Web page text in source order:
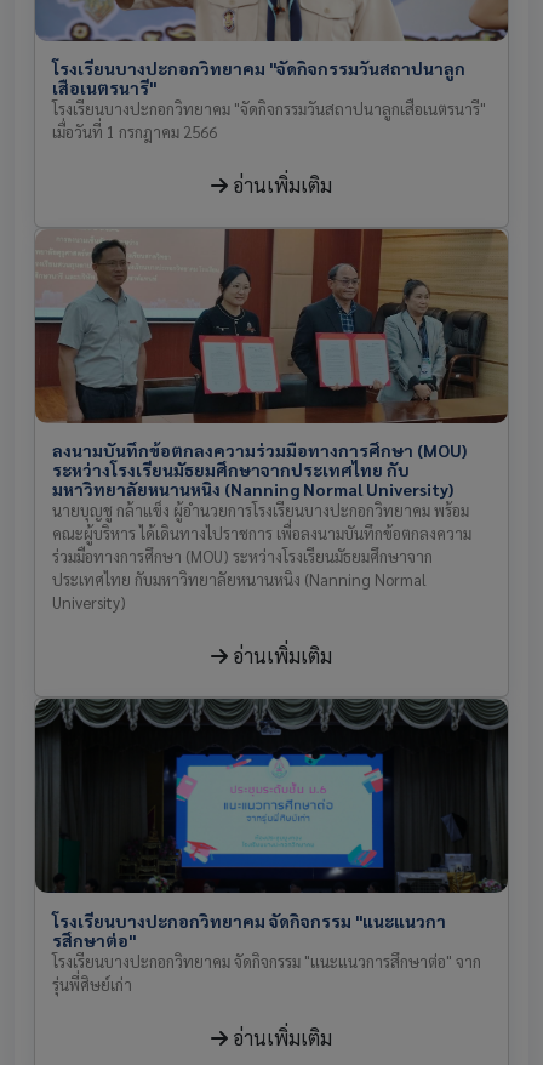
โรงเรียนบางปะกอกวิทยาคม "จัดกิจกรรมวันสถาปนาลูก
เสือเนตรนารี"
โรงเรียนบางปะกอกวิทยาคม "จัดกิจกรรมวันสถาปนาลูกเสือเนตรนารี"
เมื่อวันที่ 1 กรกฎาคม 2566
อ่านเพิ่มเติม
ลงนามบันทึกข้อตกลงความร่วมมือทางการศึกษา (MOU)
ระหว่างโรงเรียนมัธยมศึกษาจากประเทศไทย กับ
มหาวิทยาลัยหนานหนิง (Nanning Normal University)
นายบุญชู กล้าแข็ง ผู้อำนวยการโรงเรียนบางปะกอกวิทยาคม พร้อม
คณะผู้บริหาร ได้เดินทางไปราชการ เพื่อลงนามบันทึกข้อตกลงความ
ร่วมมือทางการศึกษา (MOU) ระหว่างโรงเรียนมัธยมศึกษาจาก
ประเทศไทย กับมหาวิทยาลัยหนานหนิง (Nanning Normal
University)
อ่านเพิ่มเติม
โรงเรียนบางปะกอกวิทยาคม จัดกิจกรรม "แนะแนวกา
รสึกษาต่อ"
โรงเรียนบางปะกอกวิทยาคม จัดกิจกรรม "แนะแนวการสึกษาต่อ" จาก
รุ่นพี่ศิษย์เก่า
อ่านเพิ่มเติม